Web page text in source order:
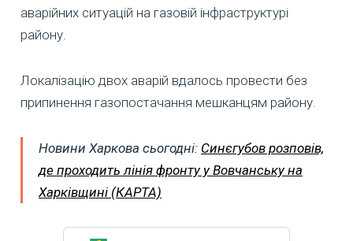
аварійних ситуацій на газовій інфраструктурі
району.
Локалізацію двох аварій вдалось провести без
припинення газопостачання мешканцям району.
Новини Харкова сьогодні: Синєгубов розповів,
де проходить лінія фронту у Вовчанську на
Харківщині (КАРТА)